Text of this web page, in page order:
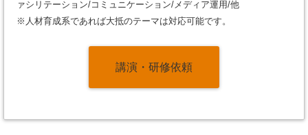
ァシリテーション/コミュニケーション/メディア運用/他
※人材育成系であれば大抵のテーマは対応可能です。
講演・研修依頼